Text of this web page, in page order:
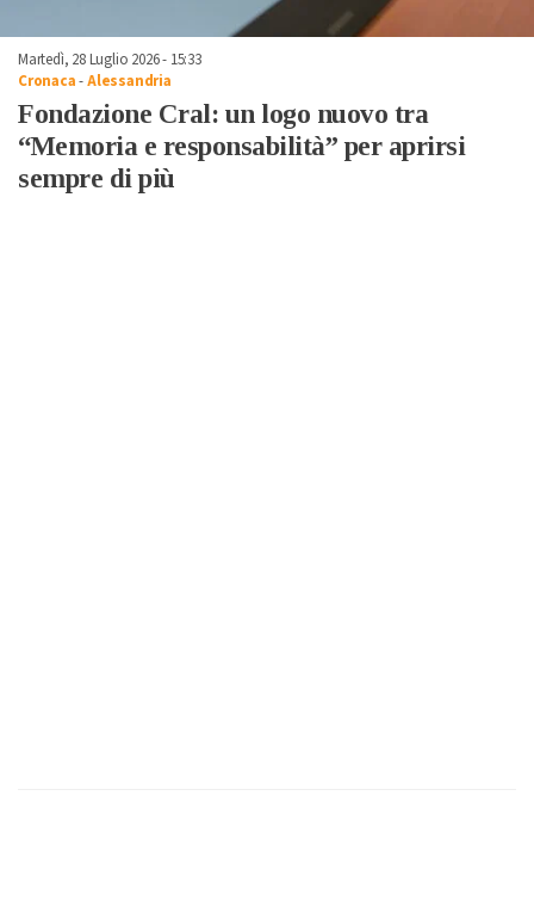
Martedì, 28 Luglio 2026 - 15:33
Cronaca-Alessandria
Fondazione Cral: un logo nuovo tra
“Memoria e responsabilità” per aprirsi
sempre di più